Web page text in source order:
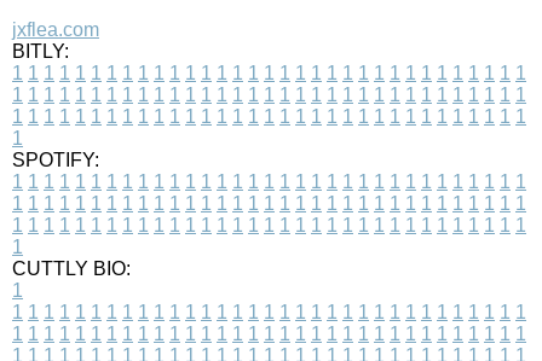
jxflea.com
BITLY:
1 1 1 1 1 1 1 1 1 1 1 1 1 1 1 1 1 1 1 1 1 1 1 1 1 1 1 1 1 1 1 1 1
1 1 1 1 1 1 1 1 1 1 1 1 1 1 1 1 1 1 1 1 1 1 1 1 1 1 1 1 1 1 1 1 1
1 1 1 1 1 1 1 1 1 1 1 1 1 1 1 1 1 1 1 1 1 1 1 1 1 1 1 1 1 1 1 1 1
1
SPOTIFY:
1 1 1 1 1 1 1 1 1 1 1 1 1 1 1 1 1 1 1 1 1 1 1 1 1 1 1 1 1 1 1 1 1
1 1 1 1 1 1 1 1 1 1 1 1 1 1 1 1 1 1 1 1 1 1 1 1 1 1 1 1 1 1 1 1 1
1 1 1 1 1 1 1 1 1 1 1 1 1 1 1 1 1 1 1 1 1 1 1 1 1 1 1 1 1 1 1 1 1
1
CUTTLY BIO:
1
1 1 1 1 1 1 1 1 1 1 1 1 1 1 1 1 1 1 1 1 1 1 1 1 1 1 1 1 1 1 1 1 1
1 1 1 1 1 1 1 1 1 1 1 1 1 1 1 1 1 1 1 1 1 1 1 1 1 1 1 1 1 1 1 1 1
1 1 1 1 1 1 1 1 1 1 1 1 1 1 1 1 1 1 1 1 1 1 1 1 1 1 1 1 1 1 1 1 1